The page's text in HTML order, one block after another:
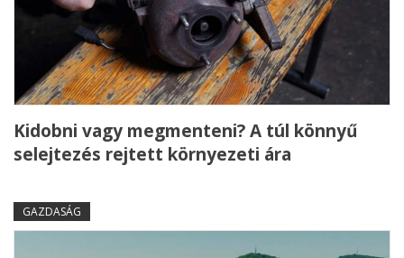
Kidobni vagy megmenteni? A túl könnyű
selejtezés rejtett környezeti ára
GAZDASÁG